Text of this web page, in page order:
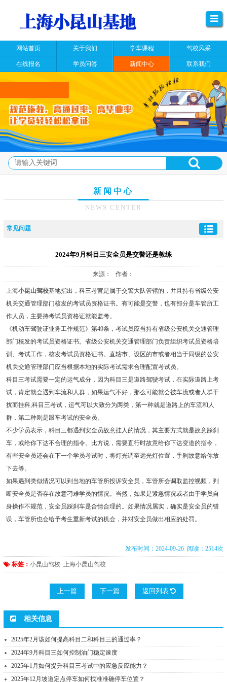
网站首页 关于我们 学车课程 驾校风采
在线报名 学员问答 新闻中心 联系我们
新闻中心
NEWS CENTER
常见问题
2024年9月科目三安全员是交警还是教练
来源： 作者：
上海小昆山驾校基地指出，科三考官是属于交警大队管辖的，并且持有省级公安
机关交通管理部门核发的考试员资格证书。有可能是交警，也有部分是车管所工
作人员，主要持考试员资格证就能监考。
《机动车驾驶证业务工作规范》第49条，考试员应当持有省级公安机关交通管理
部门核发的考试员资格证书。省级公安机关交通管理部门负责组织考试员资格培
训、考试工作，核发考试员资格证书。直辖市、设区的市或者相当于同级的公安
机关交通管理部门应当根据本地的实际考试需求合理配置考试员。
科目三考试需要一定的运气成分，因为科目三是道路驾驶考试，在实际道路上考
试，肯定就会遇到车流和人群，如果运气不好，那么可能就会被车流或者人群干
扰而挂科;科目三考试，运气可以大致分为两类，第一种就是道路上的车流和人
群，第二种则是跟车考试的安全员。
不少学员表示，科目三都遇到安全员故意挂人的情况，其主要方式就是故意踩刹
车，或给你下达不合理的指令。比方说，需要直行时故意给你下达变道的指令，
有些安全员还会在下一个学员考试时，将灯光调至远光灯位置，手刹故意给你放
下去等。
如果遇到类似情况可以到当地的车管所投诉安全员，车管所会调取监控视频，判
断安全员是否存在故意刁难学员的情况。当然，如果是紧急情况或者由于学员自
身操作不规范，安全员踩刹车是合情合理的。如果情况属实，确实是安全员的错
误，车管所也会给予考生重新考试的机会，并对安全员做出相应的处罚。
发布时间：2024-09-26 阅读：2514次
标签： 小昆山驾校 上海小昆山驾校
上一篇 下一篇 返回列表
相关信息
2025年2月该如何提高科目二和科目三的通过率？
2024年9月科目三如何控制油门稳定速度
2025年1月如何提升科目三考试中的应急反应能力？
2025年12月坡道定点停车如何找准准确停车位置？